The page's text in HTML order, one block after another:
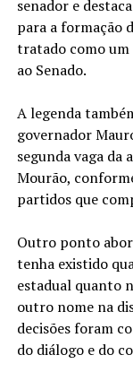
senador e
para a formação
tratado como
ao Senado.
A legenda
governador
segunda vaga da
Mourão,
partidos que
Outro ponto
tenha existido
estadual quanto
outro nome na
decisões foram
do diálogo e do